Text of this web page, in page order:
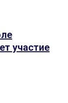
участие